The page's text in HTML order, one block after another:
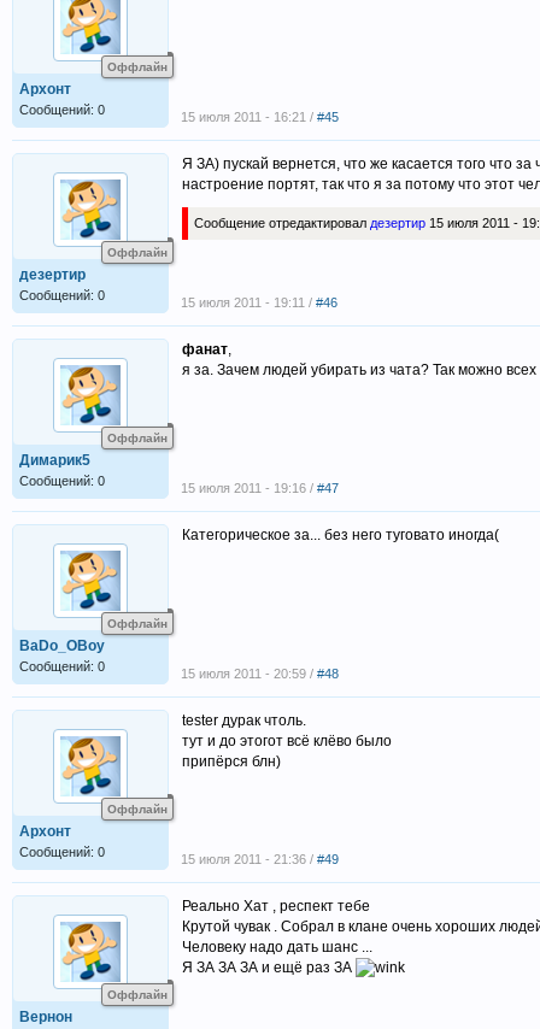
Оффлайн
Архонт
Сообщений: 0 15 июля 2011 - 16:21 / #45
Оффлайн
дезертир
Сообщений: 0
Я ЗА) пускай вернется, что же касается того что
настроение портят, так что я за потому что этот
Сообщение отредактировал дезертир 15 июля 2011 -
15 июля 2011 - 19:11 / #46
Оффлайн
Димарик5
Сообщений: 0
фанат,
я за. Зачем людей убирать из чата? Так можно всех
15 июля 2011 - 19:16 / #47
Оффлайн
BaDo_OBoy
Сообщений: 0
Категорическое за... без него туговато иногда(
15 июля 2011 - 20:59 / #48
Оффлайн
Архонт
Сообщений: 0
tester дурак чтоль.
тут и до этогот всё клёво было
припёрся блн)
15 июля 2011 - 21:36 / #49
Оффлайн
Вернон
Реально Хат , респект тебе
Крутой чувак . Собрал в клане очень хороших
Человеку надо дать шанс ...
Я ЗА ЗА ЗА и ещё раз ЗА